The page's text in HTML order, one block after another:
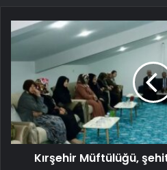
Kırşehir Müftülüğü,